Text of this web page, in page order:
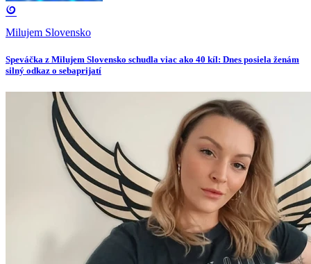
Milujem Slovensko
Speváčka z Milujem Slovensko schudla viac ako 40 kíl: Dnes posiela ženám
silný odkaz o sebaprijatí